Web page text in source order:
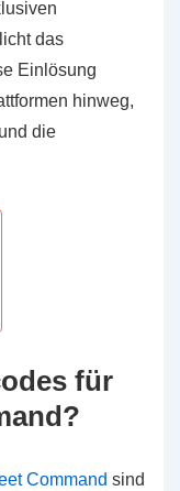
das
Einlösung
hinweg,
die
für
Command sind